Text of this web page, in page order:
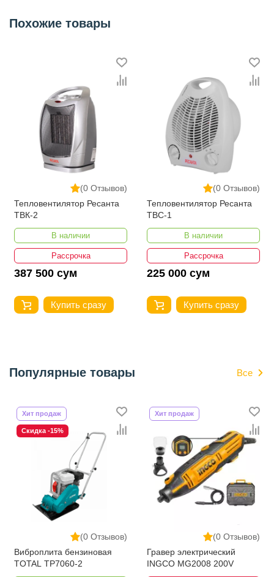
Похожие товары
(0 Отзывов)
Тепловентилятор Ресанта
ТВК-2
В наличии
Рассрочка
387 500 сум
Купить сразу
(0 Отзывов)
Тепловентилятор Ресанта
ТВС-1
В наличии
Рассрочка
225 000 сум
Купить сразу
Популярные товары Все
(0 Отзывов)
Хит продаж
Скидка -15%
Виброплита бензиновая
TOTAL TP7060-2
(0 Отзывов)
Хит продаж
Гравер электрический
INGCO MG2008 200V